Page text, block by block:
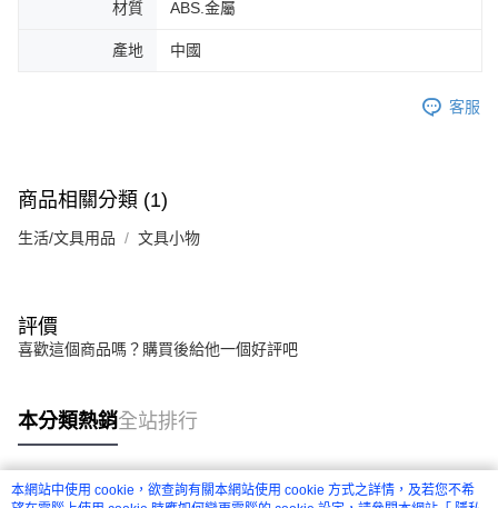
材質 ABS.金屬
產地 中國
客服
商品相關分類 (1)
生活/文具用品 文具小物
評價
喜歡這個商品嗎？購買後給他一個好評吧
本分類熱銷全站排行
本網站中使用 cookie，欲查詢有關本網站使用 cookie 方式之詳情，及若您不希